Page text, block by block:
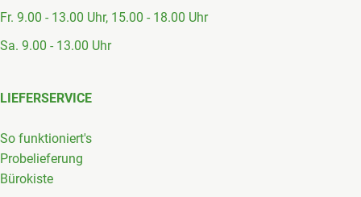
Fr. 9.00 - 13.00 Uhr, 15.00 - 18.00 Uhr
Sa. 9.00 - 13.00 Uhr
LIEFERSERVICE
So funktioniert's
Probelieferung
Bürokiste